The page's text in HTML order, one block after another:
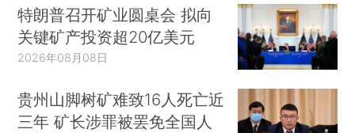
特朗普召开矿业圆桌会 拟向
关键矿产投资超20亿美元
2026年08月08日
贵州山脚树矿难致16人死亡近
三年 矿长涉罪被罢免全国人